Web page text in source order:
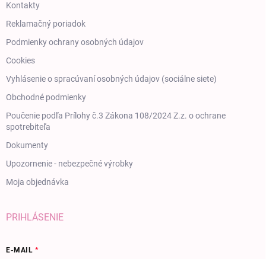
Kontakty
Reklamačný poriadok
Podmienky ochrany osobných údajov
Cookies
Vyhlásenie o spracúvaní osobných údajov (sociálne siete)
Obchodné podmienky
Poučenie podľa Prílohy č.3 Zákona 108/2024 Z.z. o ochrane
spotrebiteľa
Dokumenty
Upozornenie - nebezpečné výrobky
Moja objednávka
PRIHLÁSENIE
E-MAIL